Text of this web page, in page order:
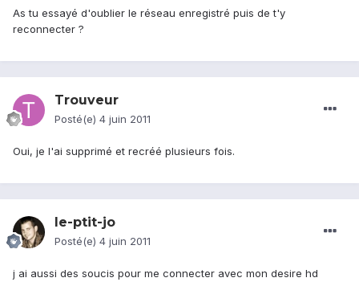
As tu essayé d'oublier le réseau enregistré puis de t'y
reconnecter ?
Trouveur
Posté(e) 4 juin 2011
Oui, je l'ai supprimé et recréé plusieurs fois.
le-ptit-jo
Posté(e) 4 juin 2011
j ai aussi des soucis pour me connecter avec mon desire hd